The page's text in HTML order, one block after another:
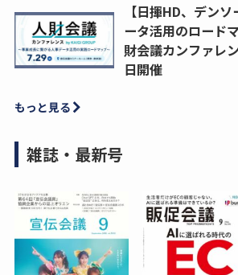
【日揮HD、デン
ータ活用のロード
財会議カンファレ
日開催
もっと見る
雑誌・最新号